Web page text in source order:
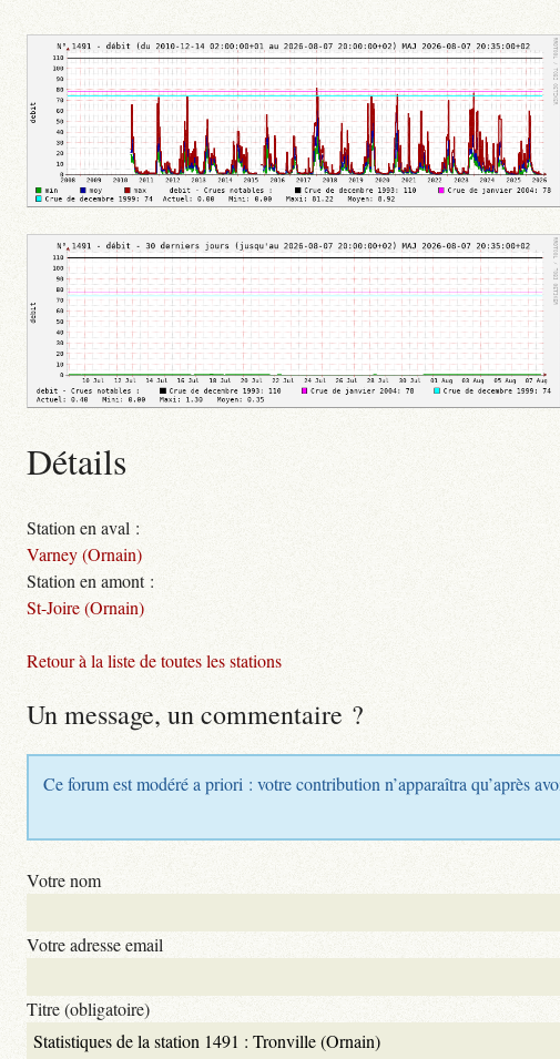
Détails
Station en aval :
Varney (Ornain)
Station en amont :
St-Joire (Ornain)
Retour à la liste de toutes les stations
Un message, un commentaire ?
Ce forum est modéré a priori : votre contribution n’apparaîtra qu’après
Votre nom
Votre adresse email
Titre (obligatoire)